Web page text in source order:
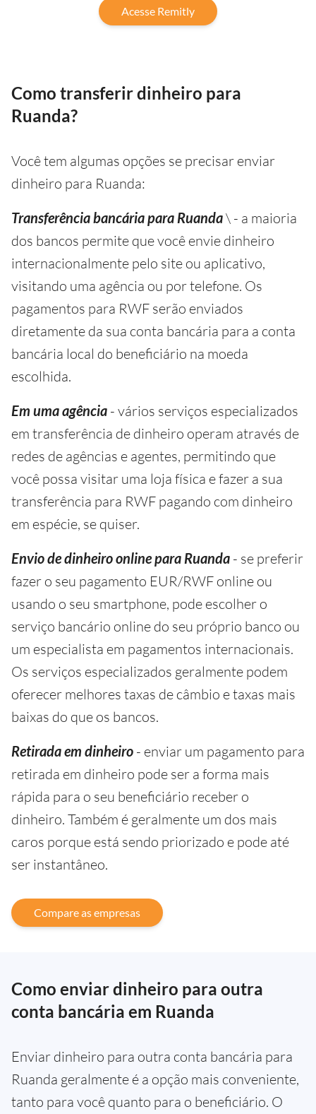
Acesse Remitly
Como transferir dinheiro para
Ruanda?
Você tem algumas opções se precisar enviar
dinheiro para Ruanda:
Transferência bancária para Ruanda\ - a maioria
dos bancos permite que você envie dinheiro
internacionalmente pelo site ou aplicativo,
visitando uma agência ou por telefone. Os
pagamentos para RWF serão enviados
diretamente da sua conta bancária para a conta
bancária local do beneficiário na moeda
escolhida.
Em uma agência - vários serviços especializados
em transferência de dinheiro operam através de
redes de agências e agentes, permitindo que
você possa visitar uma loja física e fazer a sua
transferência para RWF pagando com dinheiro
em espécie, se quiser.
Envio de dinheiro online para Ruanda - se preferir
fazer o seu pagamento EUR/RWF online ou
usando o seu smartphone, pode escolher o
serviço bancário online do seu próprio banco ou
um especialista em pagamentos internacionais.
Os serviços especializados geralmente podem
oferecer melhores taxas de câmbio e taxas mais
baixas do que os bancos.
Retirada em dinheiro - enviar um pagamento para
retirada em dinheiro pode ser a forma mais
rápida para o seu beneficiário receber o
dinheiro. Também é geralmente um dos mais
caros porque está sendo priorizado e pode até
ser instantâneo.
Compare as empresas
Como enviar dinheiro para outra
conta bancária em Ruanda
Enviar dinheiro para outra conta bancária para
Ruanda geralmente é a opção mais conveniente,
tanto para você quanto para o beneficiário. O